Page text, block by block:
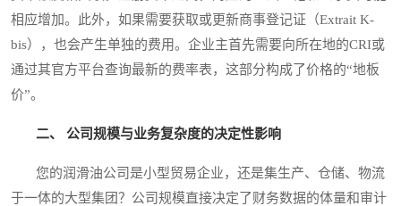
相应增加。此外，如果需要获取或更新商事登记证（Extrait K-
bis），也会产生单独的费用。企业主首先需要向所在地的CRI或
通过其官方平台查询最新的费率表，这部分构成了价格的“地板
价”。
二、 公司规模与业务复杂度的决定性影响
您的润滑油公司是小型贸易企业，还是集生产、仓储、物流
于一体的大型集团？公司规模直接决定了财务数据的体量和审计